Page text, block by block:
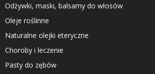
Odżywki, maski, balsamy do włosów
Oleje roślinne
Naturalne olejki eteryczne
Choroby i leczenie
Pasty do zębów